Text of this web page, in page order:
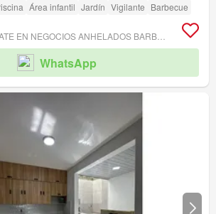
Área infantil Jardín Vigilante Barbecue
WhatsApp